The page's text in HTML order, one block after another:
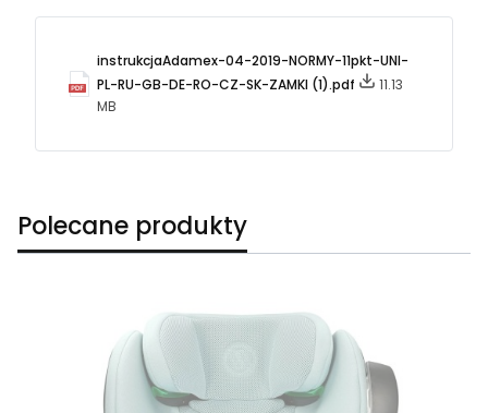
instrukcjaAdamex-04-2019-NORMY-11pkt-UNI-
PL-RU-GB-DE-RO-CZ-SK-ZAMKI (1).pdf
11.13
MB
Polecane produkty